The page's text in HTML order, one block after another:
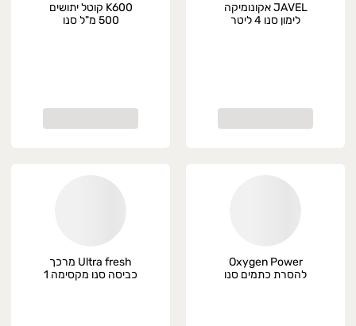
JAVEL אקונומיקה
לימון סנו 4 ליטר
K600 קוטל יתושים
500 מ"ל סנו
Oxygen Power
להסרת כתמים סנו
Ultra fresh מרכך
כביסה סנו מקסימה 1